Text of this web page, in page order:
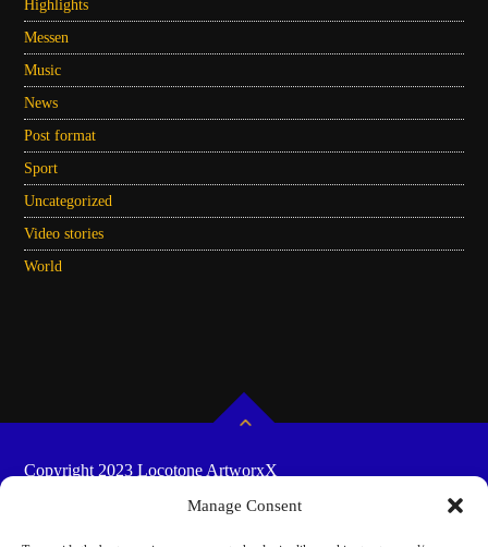
Manage Consent
Highlights
Messen
Music
News
Post format
Sport
Uncategorized
Video stories
World
Copyright 2023 Locotone ArtworxX
SHOW-SCHEDULES